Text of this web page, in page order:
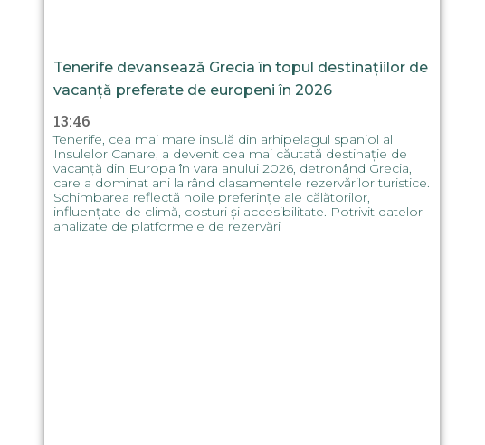
Tenerife devansează Grecia în topul destinațiilor de
vacanță preferate de europeni în 2026
13:46
Tenerife, cea mai mare insulă din arhipelagul spaniol al
Insulelor Canare, a devenit cea mai căutată destinație de
vacanță din Europa în vara anului 2026, detronând Grecia,
care a dominat ani la rând clasamentele rezervărilor turistice.
Schimbarea reflectă noile preferințe ale călătorilor,
influențate de climă, costuri și accesibilitate. Potrivit datelor
analizate de platformele de rezervări